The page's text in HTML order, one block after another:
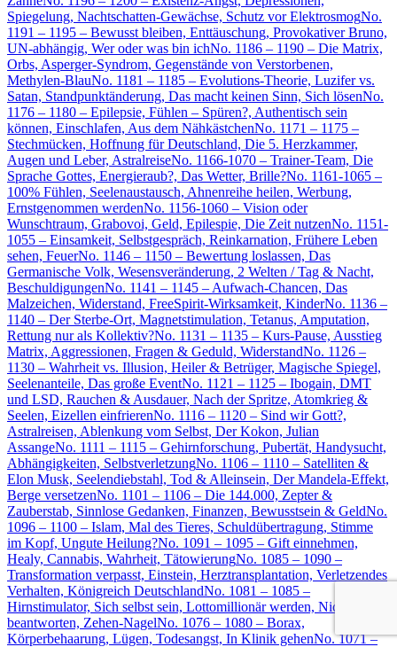
Spiegelung, Nachtschatten-Gewächse, Schutz vor ElektrosmogNo.
1191 – 1195 – Bewusst bleiben, Enttäuschung, Provokativer Bruno,
UN-abhängig, Wer oder was bin ichNo. 1186 – 1190 – Die Matrix,
Orbs, Asperger-Syndrom, Gegenstände von Verstorbenen,
Methylen-BlauNo. 1181 – 1185 – Evolutions-Theorie, Luzifer vs.
Satan, Standpunktänderung, Das macht keinen Sinn, Sich lösenNo.
1176 – 1180 – Epilepsie, Fühlen – Spüren?, Authentisch sein
können, Einschlafen, Aus dem NähkästchenNo. 1171 – 1175 –
Stechmücken, Hoffnung für Deutschland, Die 5. Herzkammer,
Augen und Leber, AstralreiseNo. 1166-1070 – Trainer-Team, Die
Sprache Gottes, Energieraub?, Das Wetter, Brille?No. 1161-1065 –
100% Fühlen, Seelenaustausch, Ahnenreihe heilen, Werbung,
Ernstgenommen werdenNo. 1156-1060 – Vision oder
Wunschtraum, Grabovoi, Geld, Epilespie, Die Zeit nutzenNo. 1151-
1055 – Einsamkeit, Selbstgespräch, Reinkarnation, Frühere Leben
sehen, FeuerNo. 1146 – 1150 – Bewertung loslassen, Das
Germanische Volk, Wesensveränderung, 2 Welten / Tag & Nacht,
BeschuldigungenNo. 1141 – 1145 – Aufwach-Chancen, Das
Malzeichen, Widerstand, FreeSpirit-Wirksamkeit, KinderNo. 1136 –
1140 – Der Sterbe-Ort, Magnetstimulation, Tetanus, Amputation,
Rettung nur als Kollektiv?No. 1131 – 1135 – Kurs-Pause, Ausstieg
Matrix, Aggressionen, Fragen & Geduld, WiderstandNo. 1126 –
1130 – Wahrheit vs. Illusion, Heiler & Betrüger, Magische Spiegel,
Seelenanteile, Das große EventNo. 1121 – 1125 – Ibogain, DMT
und LSD, Rauchen & Ausdauer, Nach der Spritze, Atomkrieg &
Seelen, Eizellen einfrierenNo. 1116 – 1120 – Sind wir Gott?,
Astralreisen, Ablenkung vom Selbst, Der Kokon, Julian
AssangeNo. 1111 – 1115 – Gehirnforschung, Pubertät, Handysucht,
Abhängigkeiten, SelbstverletzungNo. 1106 – 1110 – Satelliten &
Elon Musk, Seelendiebstahl, Tod & Alleinsein, Der Mandela-Effekt,
Berge versetzenNo. 1101 – 1106 – Die 144.000, Zepter &
Zauberstab, Sinnlose Gedanken, Finanzen, Bewusstsein & GeldNo.
1096 – 1100 – Islam, Mal des Tieres, Schuldübertragung, Stimme
im Kopf, Ungute Heilung?No. 1091 – 1095 – Gift einnehmen,
Healy, Cannabis, Wahrheit, TätowierungNo. 1085 – 1090 –
Transformation verpasst, Einstein, Herztransplantation, Verletzendes
Verhalten, Königreich DeutschlandNo. 1081 – 1085 –
Hirnstimulator, Sich selbst sein, Lottomillionär werden, Nicht
beantworten, Zehen-NagelNo. 1076 – 1080 – Borax,
Körperbehaarung, Lügen, Todesangst, In Klinik gehenNo. 1071 –